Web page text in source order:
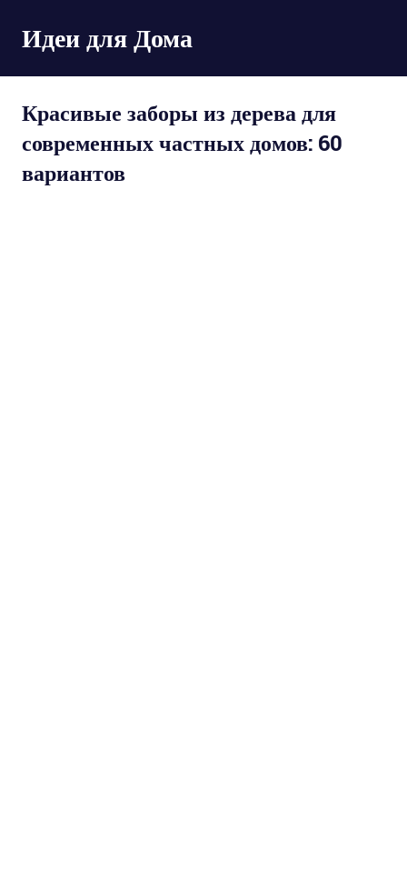
перейти
к
содержимому
Идеи для Дома
Красивые заборы из дерева для
современных частных домов: 60
вариантов